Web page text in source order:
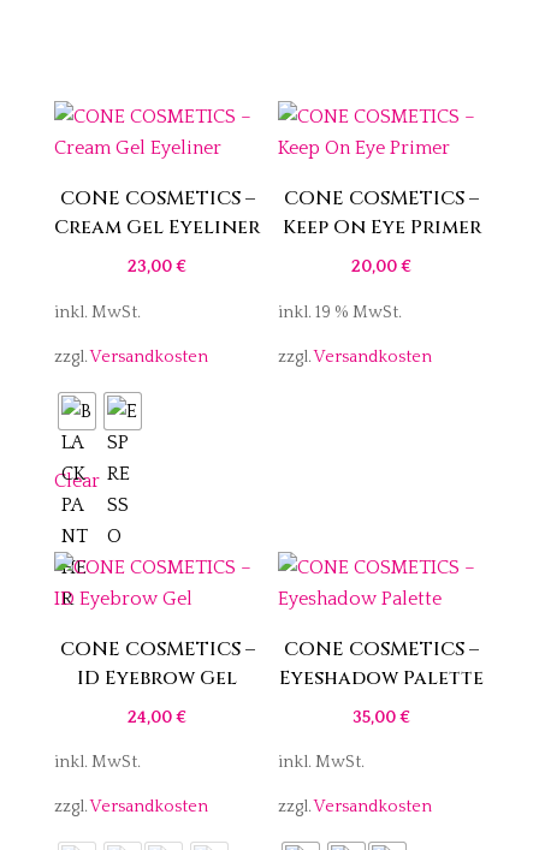
CONE COSMETICS –
Cream Gel Eyeliner
23,00€
inkl. MwSt.
zzgl.Versandkosten
Clear
CONE COSMETICS –
Keep On Eye Primer
20,00€
inkl. 19 % MwSt.
zzgl.Versandkosten
CONE COSMETICS –
ID Eyebrow Gel
24,00€
inkl. MwSt.
zzgl.Versandkosten
CONE COSMETICS –
Eyeshadow Palette
35,00€
inkl. MwSt.
zzgl.Versandkosten